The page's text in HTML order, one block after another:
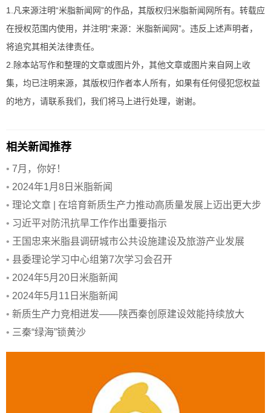
1.凡来源注明“米脂新闻网”的作品，其版权归米脂新闻网所有。转载应
在授权范围内使用，并注明“来源：米脂新闻网”。违反上述声明者，
将追究其相关法律责任。
2.除本站写作和整理的文章或图片外，其他文章或图片来自网上收
集，均已注明来源，其版权归作者本人所有，如果有任何侵犯您权益
的地方，请联系我们，我们将马上进行处理，谢谢。
相关新闻推荐
• 7月，你好！
• 2024年1月8日米脂新闻
• 理论文章 | 在培育新质生产力推动高质量发展上迈出更大步
伐
• 习近平对防汛抗旱工作作出重要指示
• 王国忠来米脂县调研城市公共设施建设及旅游产业发展
• 县委理论学习中心组第7次学习会召开
• 2024年5月20日米脂新闻
• 2024年5月11日米脂新闻
• 新质生产力竞相迸发——陕西秦创原建设效能持续放大
• 三秦“绿海”锁黄沙